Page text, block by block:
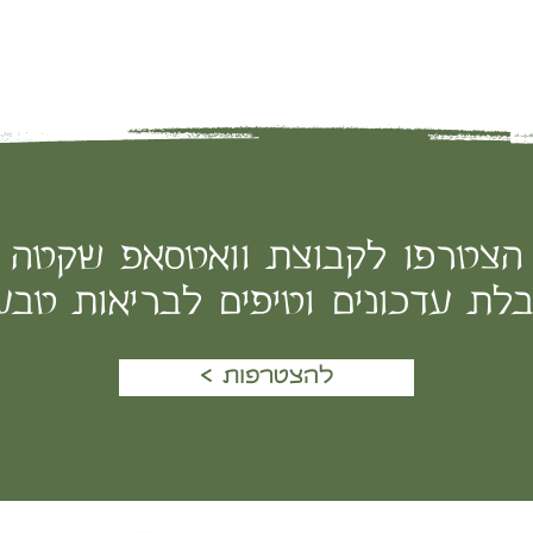
הצטרפו לקבוצת וואטסאפ שקטה
עדכונים וטיפים לבריאות
< להצטרפות